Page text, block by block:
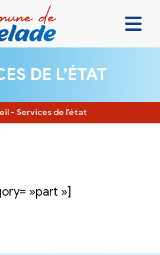
ENSEMBLE
SE DIVERTIR
DE L’ÉTAT
- Services de l’état
»part »]